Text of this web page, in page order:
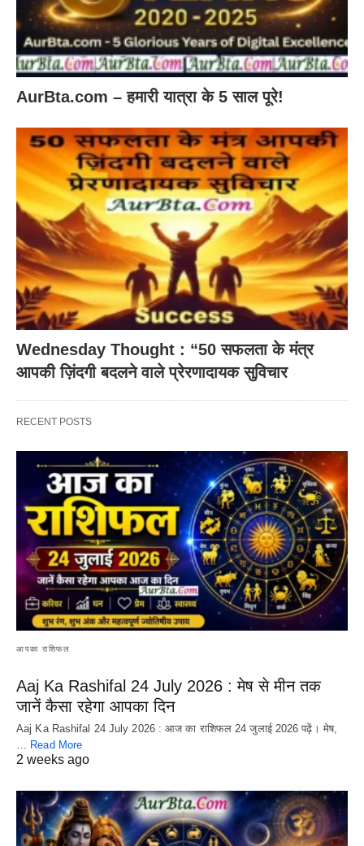
AurBta.com – हमारी यात्रा के 5 साल पूरे!
Wednesday Thought : “50 सफलता के मंत्र
आपकी ज़िंदगी बदलने वाले प्रेरणादायक सुविचार
RECENT POSTS
आपका राशिफल
Aaj Ka Rashifal 24 July 2026 : मेष से मीन तक
जानें कैसा रहेगा आपका दिन
Aaj Ka Rashifal 24 July 2026 : आज का राशिफल 24 जुलाई 2026 पढ़ें। मेष,
… Read More
2 weeks ago